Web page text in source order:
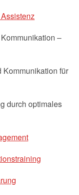
–
für
durch optimales